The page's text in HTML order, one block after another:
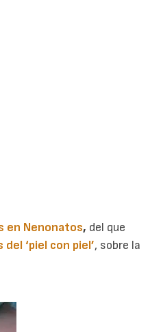
en Nenonatos, del que
‘piel con piel’, sobre la